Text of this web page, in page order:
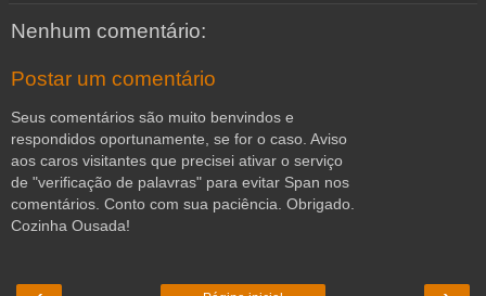
Nenhum comentário:
Postar um comentário
Seus comentários são muito benvindos e
respondidos oportunamente, se for o caso. Aviso
aos caros visitantes que precisei ativar o serviço
de "verificação de palavras" para evitar Span nos
comentários. Conto com sua paciência. Obrigado.
Cozinha Ousada!